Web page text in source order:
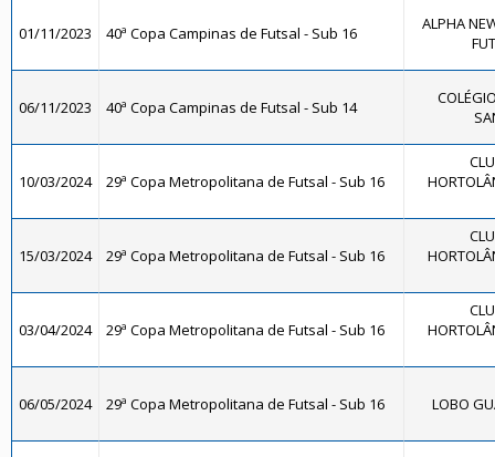
01/11/2023 40ª Copa Campinas de Futsal - Sub 16
ALPHA
06/11/2023 40ª Copa Campinas de Futsal - Sub 14
10/03/2024 29ª Copa Metropolitana de Futsal - Sub 16
15/03/2024 29ª Copa Metropolitana de Futsal - Sub 16
03/04/2024 29ª Copa Metropolitana de Futsal - Sub 16
06/05/2024 29ª Copa Metropolitana de Futsal - Sub 16 LOBO